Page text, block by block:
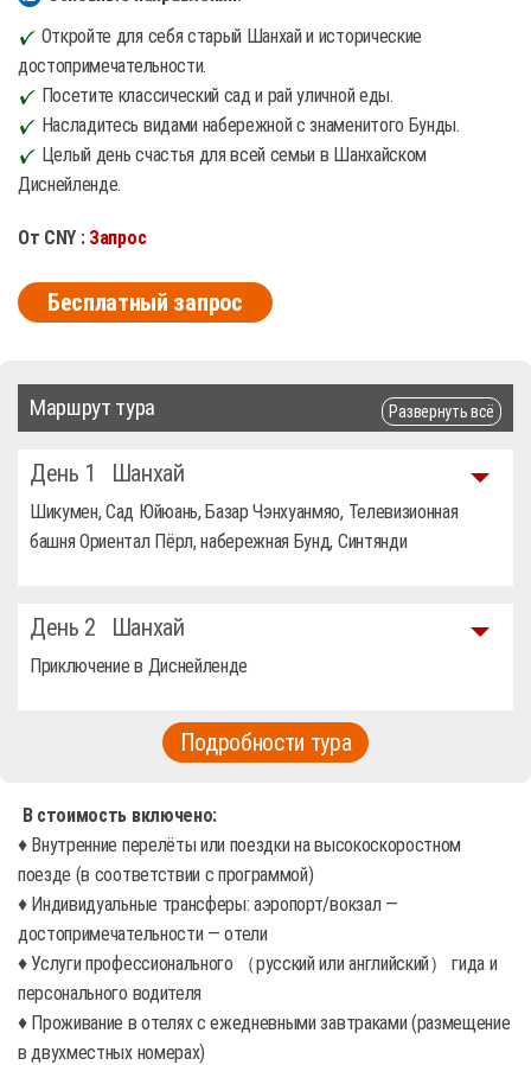
Откройте для себя старый Шанхай и исторические
достопримечательности.
Посетите классический сад и рай уличной еды.
Насладитесь видами набережной с знаменитого Бунды.
Целый день счастья для всей семьи в Шанхайском
Диснейленде.
От CNY : Запрос
Бесплатный запрос
Маршрут тура Развернуть всё
День 1 Шанхай
Шикумен, Сад Юйюань, Базар Чэнхуанмяо, Телевизионная
башня Ориентал Пёрл, набережная Бунд, Синтянди
День 2 Шанхай
Приключение в Диснейленде
Подробности тура
В стоимость включено:
♦ Внутренние перелёты или поездки на высокоскоростном
поезде (в соответствии с программой)
♦ Индивидуальные трансферы: аэропорт/вокзал —
достопримечательности — отели
♦ Услуги профессионального （русский или английский） гида и
персонального водителя
♦ Проживание в отелях с ежедневными завтраками (размещение
в двухместных номерах)